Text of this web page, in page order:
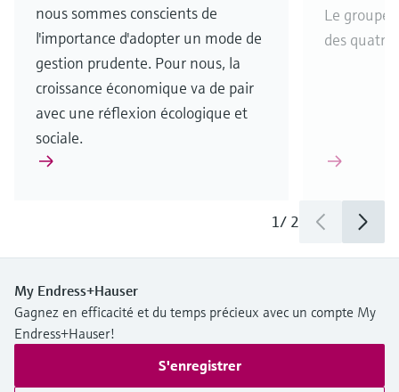
nous sommes conscients de
l'importance d'adopter un mode de
gestion prudente. Pour nous, la
croissance économique va de pair
avec une réflexion écologique et
sociale.
Le groupe
des
1/ 2
My Endress+Hauser
Gagnez en efficacité et du temps précieux avec un compte My
Endress+Hauser!
S'enregistrer